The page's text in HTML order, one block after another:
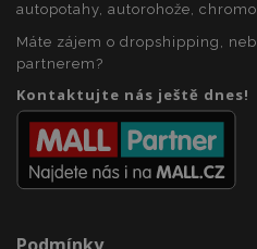
autopotahy, autorohože,
Máte zájem o dropshipping,
partnerem?
Kontaktujte nás ještě dnes!
Funkční
Nezbytně nutné soubory